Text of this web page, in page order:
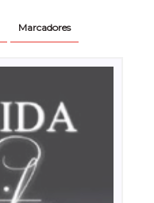
Marcadores